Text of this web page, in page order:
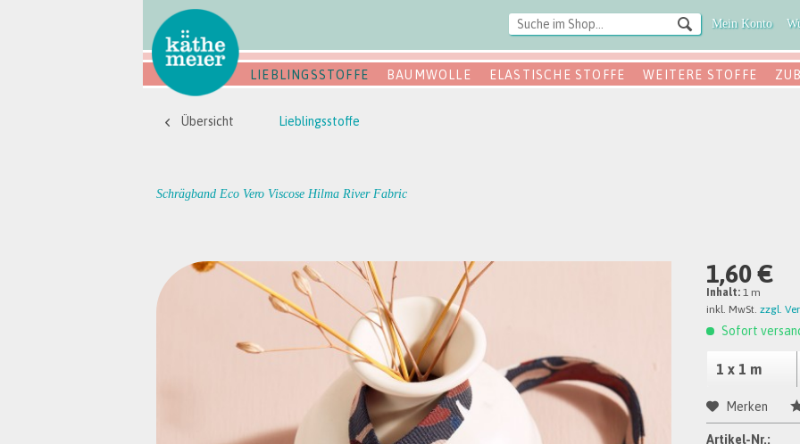
Mein Konto
LIEBLINGSSTOFFE BAUMWOLLE ELASTISCHE STOFFE WEITERE STOFFE
Übersicht Lieblingsstoffe
Schrägband Eco Vero Viscose Hilma River Fabric
1,60 €
Inhalt:1 m
inkl. MwSt.zzgl.
Sofort
Merken
Artikel-Nr.: